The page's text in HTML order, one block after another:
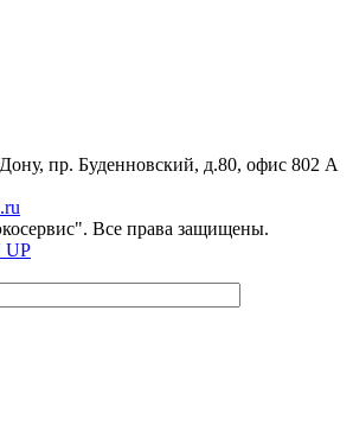
пр. Буденновский, д.80, офис 802 А
Все права защищены.
UP